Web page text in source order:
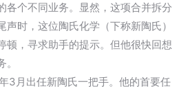
各个不同业务。显然，这项合并拆分
时，这位陶氏化学（下称新陶氏）
顿，寻求助手的提示。但他很快回想
3月出任新陶氏一把手。他的首要任